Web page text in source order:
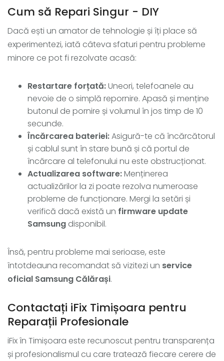
Cum să Repari Singur - DIY
Dacă ești un amator de tehnologie și îți place să
experimentezi, iată câteva sfaturi pentru probleme
minore ce pot fi rezolvate acasă:
Restartare forțată:Uneori, telefoanele au
nevoie de o simplă repornire. Apasă și menține
butonul de pornire și volumul în jos timp de 10
secunde.
Încărcarea bateriei:Asigură-te că încărcătorul
și cablul sunt în stare bună și că portul de
încărcare al telefonului nu este obstrucționat.
Actualizarea software:Menținerea
actualizărilor la zi poate rezolva numeroase
probleme de funcționare. Mergi la setări și
verifică dacă există un firmware update
Samsung disponibil.
Însă, pentru probleme mai serioase, este
întotdeauna recomandat să vizitezi un service
oficial Samsung Călărași.
Contactați iFix Timișoara pentru
Reparații Profesionale
iFix în Timișoara este recunoscut pentru transparența
și profesionalismul cu care tratează fiecare cerere de